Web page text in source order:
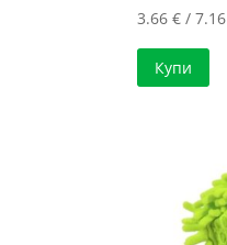
3.66€ /
Купи